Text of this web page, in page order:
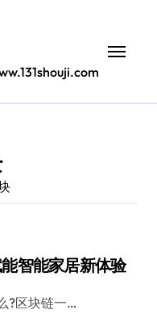
智能家居新体验
?区块链一…